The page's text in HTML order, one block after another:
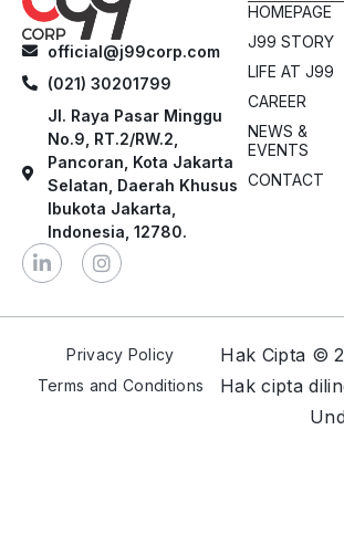
official@j99corp.com
(021) 30201799
Jl. Raya Pasar Minggu
No.9, RT.2/RW.2,
Pancoran, Kota Jakarta
Selatan, Daerah Khusus
Ibukota Jakarta,
Indonesia, 12780.
HOMEPAGE
J99 STORY
LIFE AT J99
CAREER
NEWS &
EVENTS
CONTACT
Hak Cipta ©
Hak cipta
Privacy Policy
Terms and Conditions